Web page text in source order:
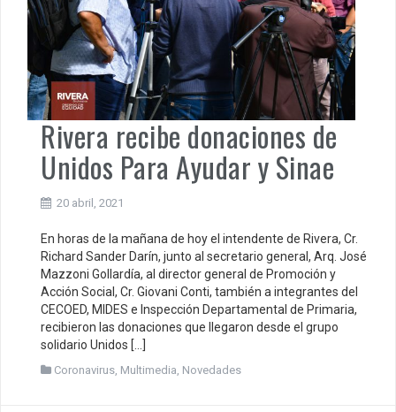
Rivera recibe donaciones de
Unidos Para Ayudar y Sinae
20 abril, 2021
En horas de la mañana de hoy el intendente de Rivera, Cr.
Richard Sander Darín, junto al secretario general, Arq. José
Mazzoni Gollardía, al director general de Promoción y
Acción Social, Cr. Giovani Conti, también a integrantes del
CECOED, MIDES e Inspección Departamental de Primaria,
recibieron las donaciones que llegaron desde el grupo
solidario Unidos […]
Coronavirus, Multimedia, Novedades